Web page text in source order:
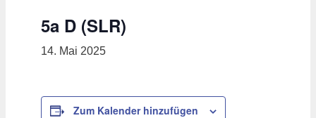
5a D (SLR)
14. Mai 2025
Zum Kalender hinzufügen